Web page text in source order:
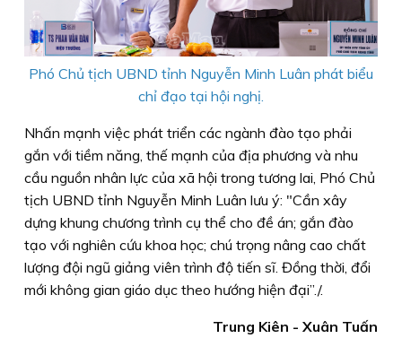
Phó Chủ tịch UBND tỉnh Nguyễn Minh Luân phát biểu
chỉ đạo tại hội nghị.
Nhấn mạnh việc phát triển các ngành đào tạo phải
gắn với tiềm năng, thế mạnh của địa phương và nhu
cầu nguồn nhân lực của xã hội trong tương lai, Phó Chủ
tịch UBND tỉnh Nguyễn Minh Luân lưu ý: "Cần xây
dựng khung chương trình cụ thể cho đề án; gắn đào
tạo với nghiên cứu khoa học; chú trọng nâng cao chất
lượng đội ngũ giảng viên trình độ tiến sĩ. Đồng thời, đổi
mới không gian giáo dục theo hướng hiện đại”./.
Trung Kiên - Xuân Tuấn